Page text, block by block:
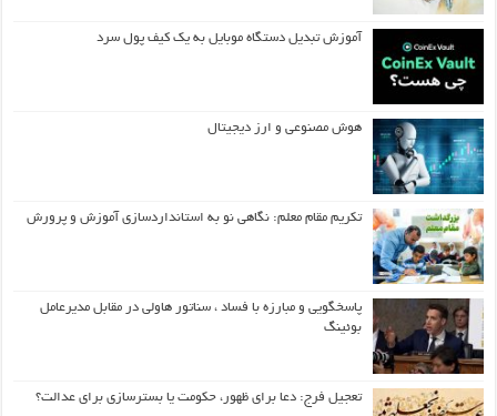
آموزش تبدیل دستگاه موبایل به یک کیف‌ پول سرد
هوش مصنوعی و ارز دیجیتال
تکریم مقام معلم: نگاهی نو به استانداردسازی آموزش و پرورش
پاسخگویی و مبارزه با فساد ، سناتور هاولی در مقابل مدیرعامل
بوئینگ
تعجیل فرج: دعا برای ظهور، حکومت یا بسترسازی برای عدالت؟